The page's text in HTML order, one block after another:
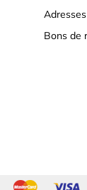
Adresses
Bons de